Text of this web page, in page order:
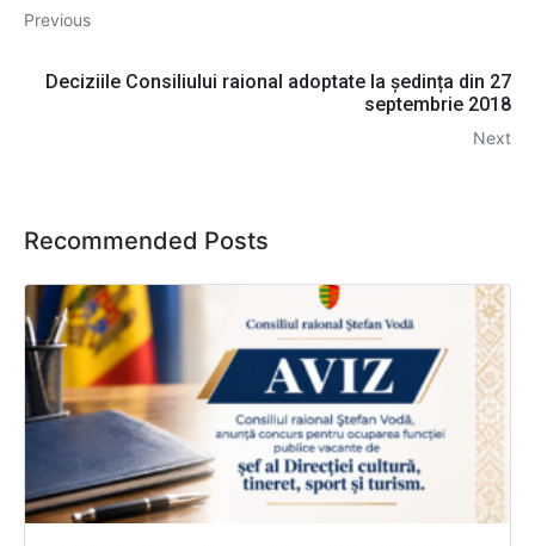
Previous
Deciziile Consiliului raional adoptate la ședința din 27
septembrie 2018
Next
Recommended Posts